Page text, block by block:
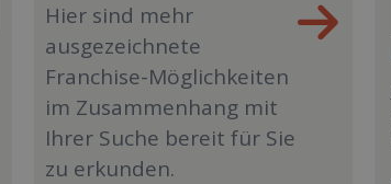
Hier sind mehr
ausgezeichnete
Franchise-Möglichkeiten
im Zusammenhang mit
Ihrer Suche bereit für Sie
zu erkunden.